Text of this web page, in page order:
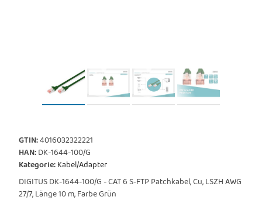
GTIN:4016032322221
HAN:DK-1644-100/G
Kategorie:Kabel/Adapter
DIGITUS DK-1644-100/G - CAT 6 S-FTP Patchkabel, Cu, LSZH AWG
27/7, Länge 10 m, Farbe Grün